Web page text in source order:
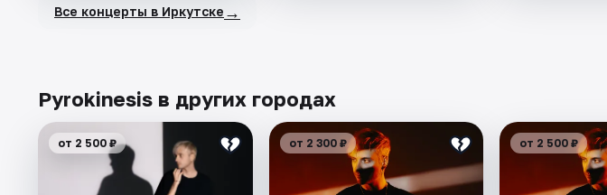
Все концерты в Иркутске →
Pyrokinesis в других городах
от 2 500 ₽ от 2 300 ₽ от 2 500 ₽